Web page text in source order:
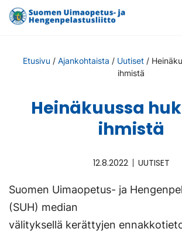
Etusivu / Ajankohtaista / Uutiset/
ihmistä
Heinäkuussa
ihmistä
12.8.2022 UUTISET
Suomen Uimaopetus- ja
(SUH) median
välityksellä kerättyjen